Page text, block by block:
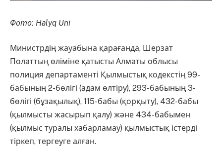
Фото: Halyq Uni
Министрдің жауабына қарағанда, Шерзат
Полаттың өліміне қатысты Алматы облысы
полиция департаменті Қылмыстық кодекстің 99-
бабының 2-бөлігі (адам өлтіру), 293-бабының 3-
бөлігі (бұзақылық), 115-бабы (қорқыту), 432-бабы
(қылмысты жасырып қалу) және 434-бабымен
(қылмыс туралы хабарламау) қылмыстық істерді
тіркеп, тергеуге алған.